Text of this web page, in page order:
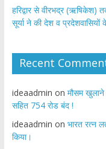
​हरिद्वार से वीरभद्र (ऋषिकेश)
सूर्या ने की देश व
Recent
ideaadmin on मौसम खुलाने
सहित 754 रोड बंद !
ideaadmin on भारत रत्न
किया।